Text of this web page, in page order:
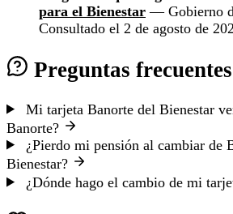
para el Bienestar — Gobierno
Consultado el 2 de agosto de
Preguntas frecuentes
Mi tarjeta Banorte del Bienestar
Banorte?
¿Pierdo mi pensión al cambiar de
Bienestar?
¿Dónde hago el cambio de mi